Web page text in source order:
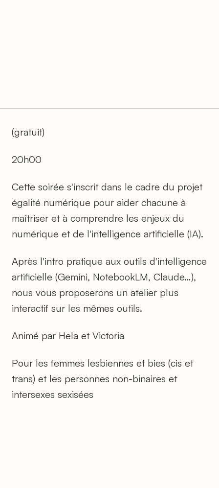
(gratuit)
20h00
Cette soirée s'inscrit dans le cadre du projet
égalité numérique pour aider chacune à
maîtriser et à comprendre les enjeux du
numérique et de l'intelligence artificielle (IA).
Après l'intro pratique aux outils d'intelligence
artificielle (Gemini, NotebookLM, Claude…),
nous vous proposerons un atelier plus
interactif sur les mêmes outils.
Animé par Hela et Victoria
Pour les femmes lesbiennes et bies (cis et
trans) et les personnes non-binaires et
intersexes sexisées